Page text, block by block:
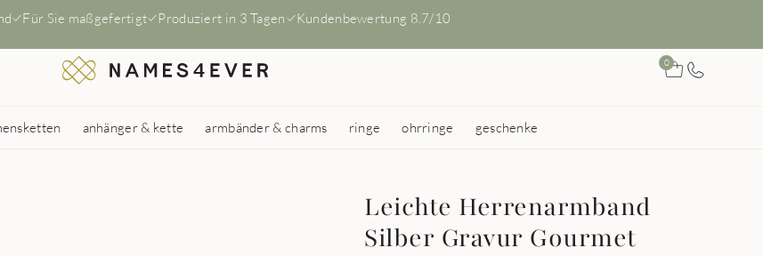
Für Sie maßgefertigt Produziert in 3 Tagen Kundenbewertung 8.7/10
0
anhänger & kette armbänder & charms ringe ohrringe geschenke
Leichte Herrenarmband
Silber Gravur Gourmet